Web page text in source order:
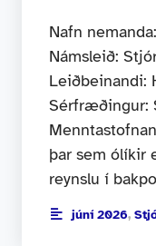
Nafn
Námsleið:
Leiðbeinandi:
Sérfræðingur:
þar sem ólíkir
reynslu í
júní 2026,